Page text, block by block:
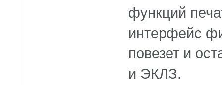
функций
интерфейс
повезет и
и ЭКЛЗ.